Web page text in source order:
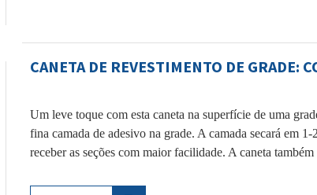
CANETA DE REVESTIMENTO DE GRADE:
Um leve toque com esta caneta na superfície de uma
fina camada de adesivo na grade. A camada secará em
receber as seções com maior facilidade. A caneta